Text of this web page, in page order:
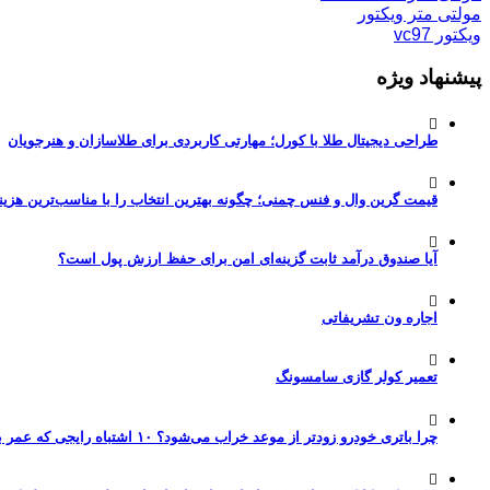
مولتی متر ویکتور
ویکتور vc97
پیشنهاد ویژه
طراحی دیجیتال طلا با کورل؛ مهارتی کاربردی برای طلاسازان و هنرجویان
قیمت گرین وال و فنس چمنی؛ چگونه بهترین انتخاب را با مناسب‌ترین
آیا صندوق درآمد ثابت گزینه‌ای امن برای حفظ ارزش پول است؟
اجاره ون تشریفاتی
تعمیر کولر گازی سامسونگ
چرا باتری خودرو زودتر از موعد خراب می‌شود؟ ۱۰ اشتباه رایجی که عمر باتری را نصف می‌کنند